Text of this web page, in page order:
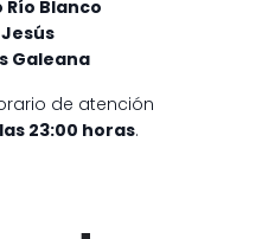
Blanco
Galeana
de atención
23:00 horas.